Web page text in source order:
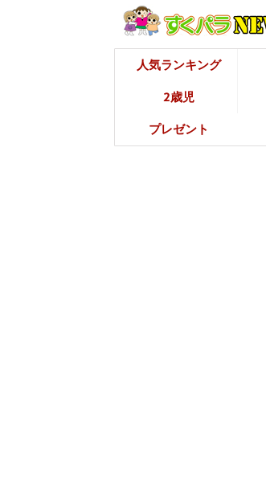
人気ランキング
2歳児
プレゼント